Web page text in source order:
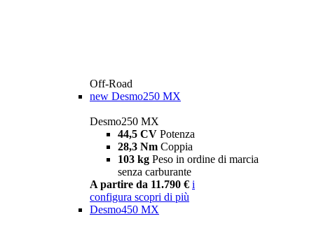
Off-Road
new Desmo250 MX
Desmo250 MX
44,5 CV Potenza
28,3 Nm Coppia
103 kg Peso in ordine di marcia
senza carburante
A partire da 11.790 € i
configura scopri di più
Desmo450 MX